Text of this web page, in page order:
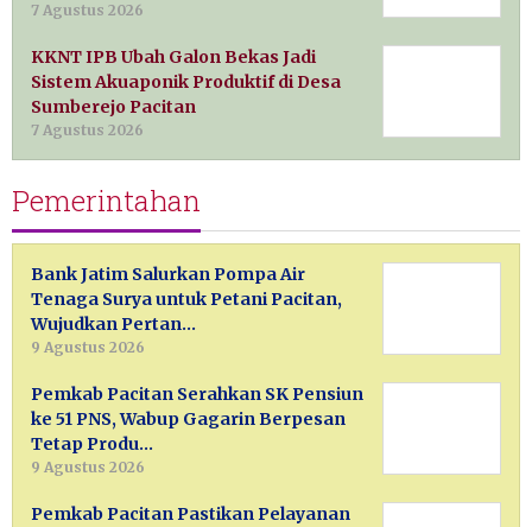
7 Agustus 2026
KKNT IPB Ubah Galon Bekas Jadi
Sistem Akuaponik Produktif di Desa
Sumberejo Pacitan
7 Agustus 2026
Pemerintahan
Bank Jatim Salurkan Pompa Air
Tenaga Surya untuk Petani Pacitan,
Wujudkan Pertan…
9 Agustus 2026
Pemkab Pacitan Serahkan SK Pensiun
ke 51 PNS, Wabup Gagarin Berpesan
Tetap Produ…
9 Agustus 2026
Pemkab Pacitan Pastikan Pelayanan